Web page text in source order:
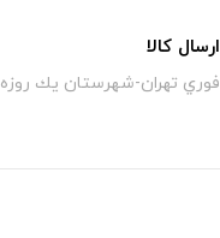
ارسال كالا
فوري تهران-شهرستان يك روزه